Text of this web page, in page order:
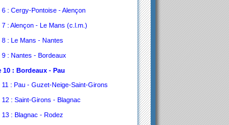
6 : Cergy-Pontoise - Alençon
7 : Alençon - Le Mans (c.l.m.)
8 : Le Mans - Nantes
9 : Nantes - Bordeaux
10 : Bordeaux - Pau
11 : Pau - Guzet-Neige-Saint-Girons
12 : Saint-Girons - Blagnac
13 : Blagnac - Rodez